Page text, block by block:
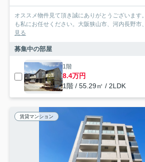
オススメ物件見て頂き誠にありがとうございます
も私にお任せください。大阪狭山市、河内長野市
見る
募集中の部屋
1階
8.4万円
1階 / 55.29㎡ / 2LDK
賃貸マンション